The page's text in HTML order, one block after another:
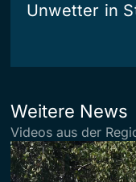
Unwetter in
Weitere News
Videos aus der